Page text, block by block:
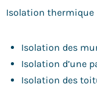
Isolation thermique
Isolation des
Isolation d’une
Isolation des